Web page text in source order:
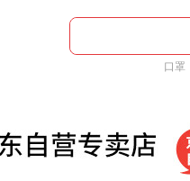
口罩